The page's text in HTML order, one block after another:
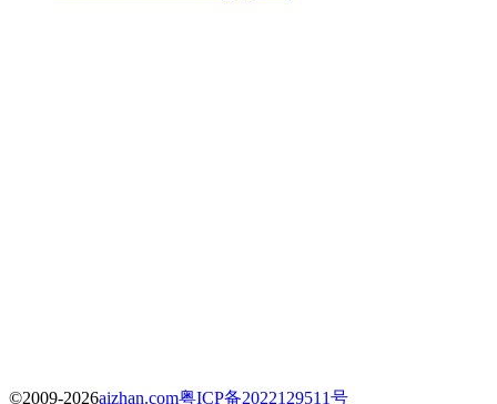
©2009-2026aizhan.com粤ICP备2022129511号